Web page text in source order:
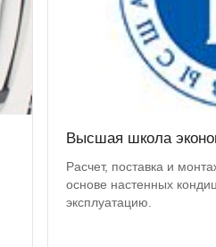
Высшая школа
Расчет, поставка и
основе настенных
эксплуатацию.